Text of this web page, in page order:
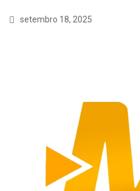
setembro 18, 2025